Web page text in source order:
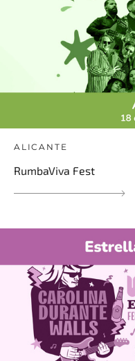
ALICANTE
RumbaViva Fest